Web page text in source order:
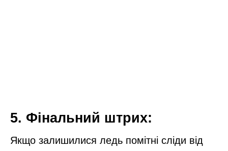
5. Фінальний штрих:
Якщо залишилися ледь помітні сліди від